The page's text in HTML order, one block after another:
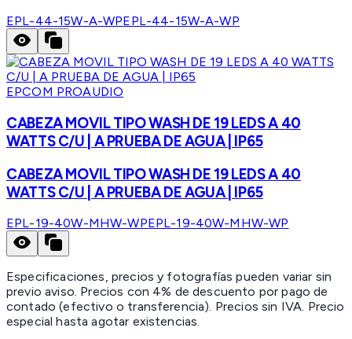
EPL-44-15W-A-WPEPL-44-15W-A-WP
EPCOM PROAUDIO
CABEZA MOVIL TIPO WASH DE 19 LEDS A 40
WATTS C/U | A PRUEBA DE AGUA | IP65
CABEZA MOVIL TIPO WASH DE 19 LEDS A 40
WATTS C/U | A PRUEBA DE AGUA | IP65
EPL-19-40W-MHW-WPEPL-19-40W-MHW-WP
Especificaciones, precios y fotografías pueden variar sin
previo aviso. Precios con 4% de descuento por pago de
contado (efectivo o transferencia). Precios sin IVA. Precio
especial hasta agotar existencias.